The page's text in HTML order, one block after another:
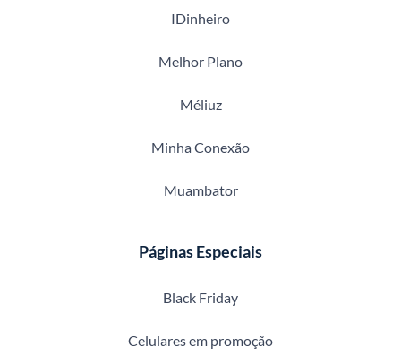
IDinheiro
Melhor Plano
Méliuz
Minha Conexão
Muambator
Páginas Especiais
Black Friday
Celulares em promoção